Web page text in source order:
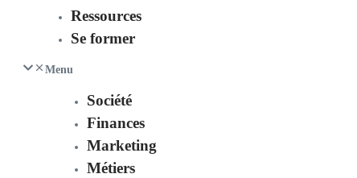
Ressources
Se former
Menu
Société
Finances
Marketing
Métiers